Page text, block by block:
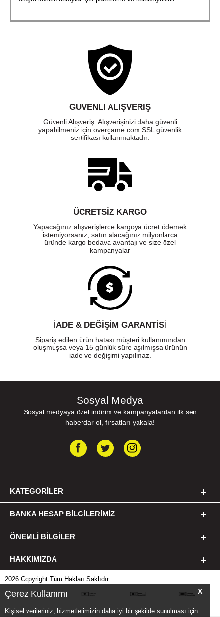
X
Çerez Kullanımı
Kişisel verileriniz, hizmetlerimizin daha iyi bir şekilde sunulması için
GÜVENLI ALIŞVERIŞ
Güvenli Alışveriş. Alışverişinizi daha güvenli
yapabilmeniz için overgame.com SSL güvenlik
sertifikası kullanmaktadır.
ÜCRETSIZ KARGO
Yapacağınız alışverişlerde kargoya ücret ödemek
istemiyorsanız, satın alacağınız milyonlarca
üründe kargo bedava avantajı ve size özel
kampanyalar
İADE & DEĞİŞİM GARANTİSİ
Sipariş edilen ürün hatası müşteri kullanımından
oluşmuşsa veya 15 günlük süre aşılmışsa ürünün
iade ve değişimi yapılmaz.
Sosyal Medya
Sosyal medyaya özel indirim ve kampanyalardan ilk sen
haberdar ol, fırsatları yakala!
KATEGORILER
BANKA HESAP BILGILERIMIZ
ÖNEMLI BILGILER
HAKKIMIZDA
2026 Copyright Tüm Hakları Saklıdır